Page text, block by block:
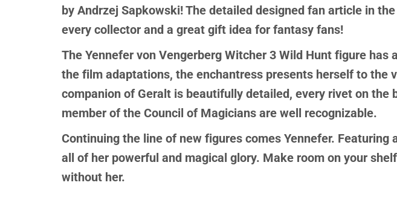
by Andrzej Sapkowski! The detailed designed fan article in
every collector and a great gift idea for fantasy fans!
The Yennefer von Vengerberg Witcher 3 Wild Hunt figure
the film adaptations, the enchantress presents herself to the
companion of Geralt is beautifully detailed, every rivet on
member of the Council of Magicians are well recognizable.
Continuing the line of new figures comes Yennefer.
all of her powerful and magical glory. Make room on your
without her.